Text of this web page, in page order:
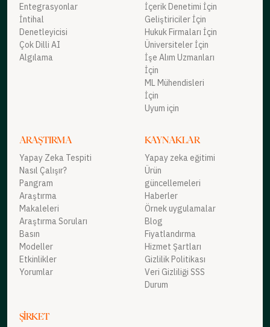
Entegrasyonlar
İntihal
Denetleyicisi
Çok Dilli AI
Algılama
İçerik Denetimi İçin
Geliştiriciler İçin
Hukuk Firmaları İçin
Üniversiteler İçin
İşe Alım Uzmanları
İçin
ML Mühendisleri
İçin
Uyum için
ARAŞTIRMA
Yapay Zeka Tespiti
Nasıl Çalışır?
Pangram
Araştırma
Makaleleri
Araştırma Soruları
Basın
Modeller
Etkinlikler
Yorumlar
KAYNAKLAR
Yapay zeka eğitimi
Ürün
güncellemeleri
Haberler
Örnek uygulamalar
Blog
Fiyatlandırma
Hizmet Şartları
Gizlilik Politikası
Veri Gizliliği SSS
Durum
ŞIRKET